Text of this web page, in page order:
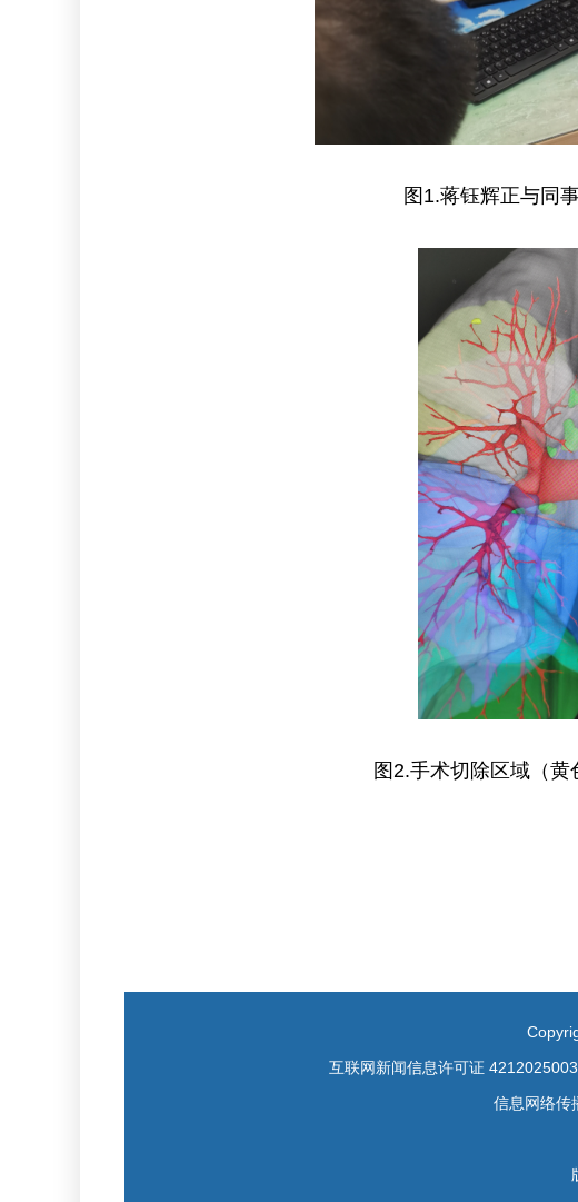
图1.蒋钰辉正与同
图2.手术切除区域（
互联网新闻信息许可证 4212025003
信息网络传